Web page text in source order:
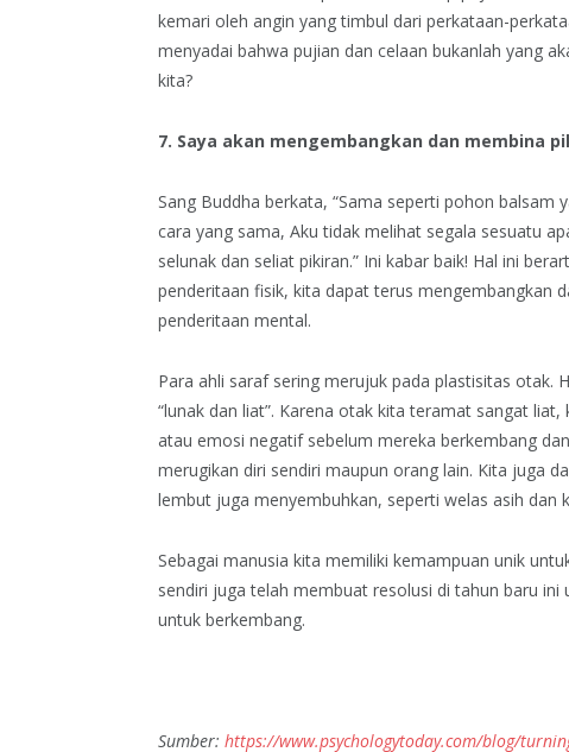
kemari oleh angin yang timbul dari perkataan-
menyadai bahwa pujian dan celaan bukanlah yang
kita?
7. Saya akan mengembangkan dan membina
Sang Buddha berkata, “Sama seperti pohon
cara yang sama, Aku tidak melihat segala sesuatu
selunak dan seliat pikiran.” Ini kabar baik! Hal ini
penderitaan fisik, kita dapat terus mengembangkan
penderitaan mental.
Para ahli saraf sering merujuk pada plastisitas otak.
“lunak dan liat”. Karena otak kita teramat sangat
atau emosi negatif sebelum mereka berkembang
merugikan diri sendiri maupun orang lain. Kita juga
lembut juga menyembuhkan, seperti welas asih dan
Sebagai manusia kita memiliki kemampuan unik
sendiri juga telah membuat resolusi di tahun baru
untuk berkembang.
Sumber: https://www.psychologytoday.com/blog/